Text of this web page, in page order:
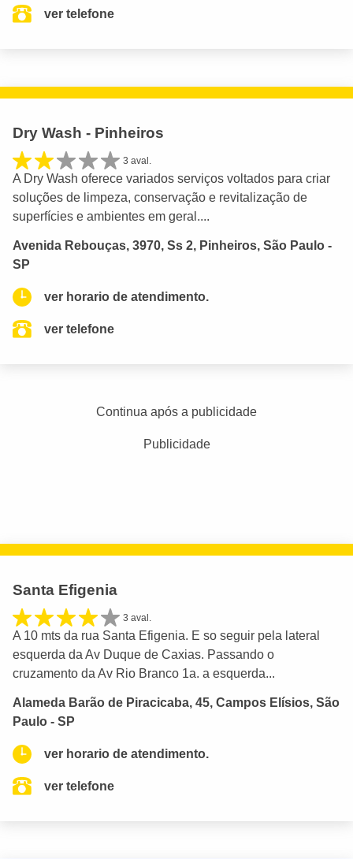
ver telefone
Dry Wash - Pinheiros
3 aval.
A Dry Wash oferece variados serviços voltados para criar
soluções de limpeza, conservação e revitalização de
superfícies e ambientes em geral....
Avenida Rebouças, 3970, Ss 2, Pinheiros, São Paulo -
SP
ver horario de atendimento.
ver telefone
Continua após a publicidade
Publicidade
Santa Efigenia
3 aval.
A 10 mts da rua Santa Efigenia. E so seguir pela lateral
esquerda da Av Duque de Caxias. Passando o
cruzamento da Av Rio Branco 1a. a esquerda...
Alameda Barão de Piracicaba, 45, Campos Elísios, São
Paulo - SP
ver horario de atendimento.
ver telefone